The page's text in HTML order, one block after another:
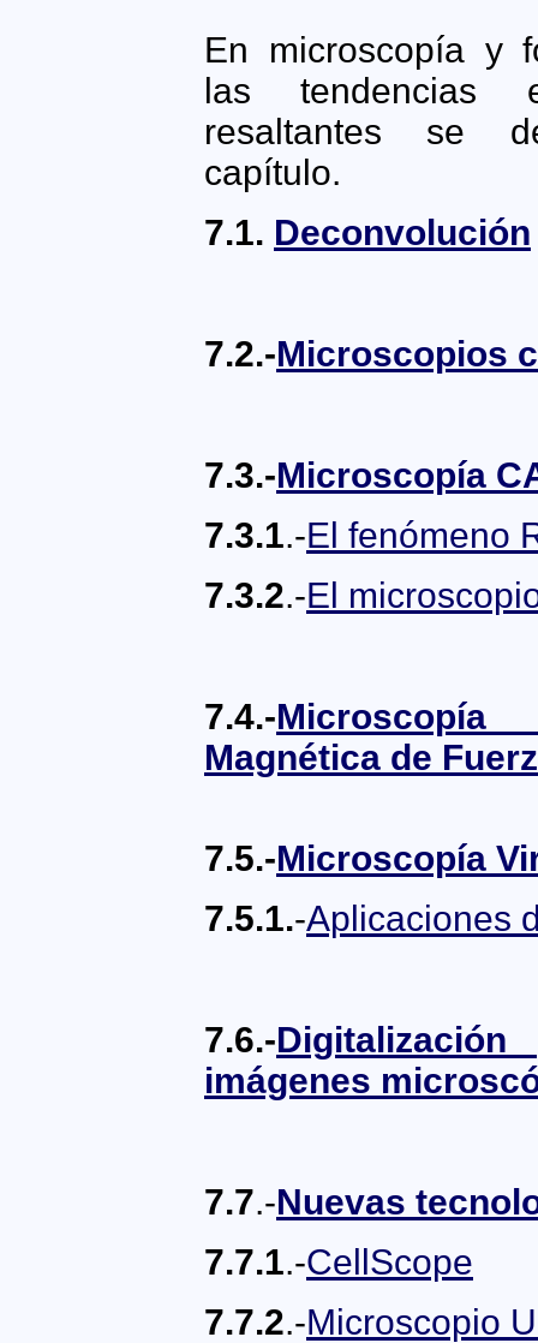
En microscopía y
las tendencias
resaltantes se
capítulo.
7.1. Deconvolución
7.2.-Microscopios
7.3.-Microscopía
7.3.1.-El fenómeno
7.3.2.-El
7.4.-
Magnética de
7.5.-Microscopía
7.5.1.-Aplicaciones
7.6.-
imágenes
7.7.-Nuevas
7.7.1.-CellScope
7.7.2.-Microscopio